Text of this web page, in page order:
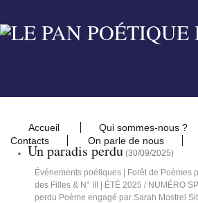
Accueil Qui sommes-nous ?
Contacts
On parle de nous
Un paradis perdu (30/09/2025)
Événements poétiques | Forêt de Poèmes
des Filles & N° III | ÉTÉ 2025 / NUMÉRO
perdu Poème engagé par Sarah Mostrel